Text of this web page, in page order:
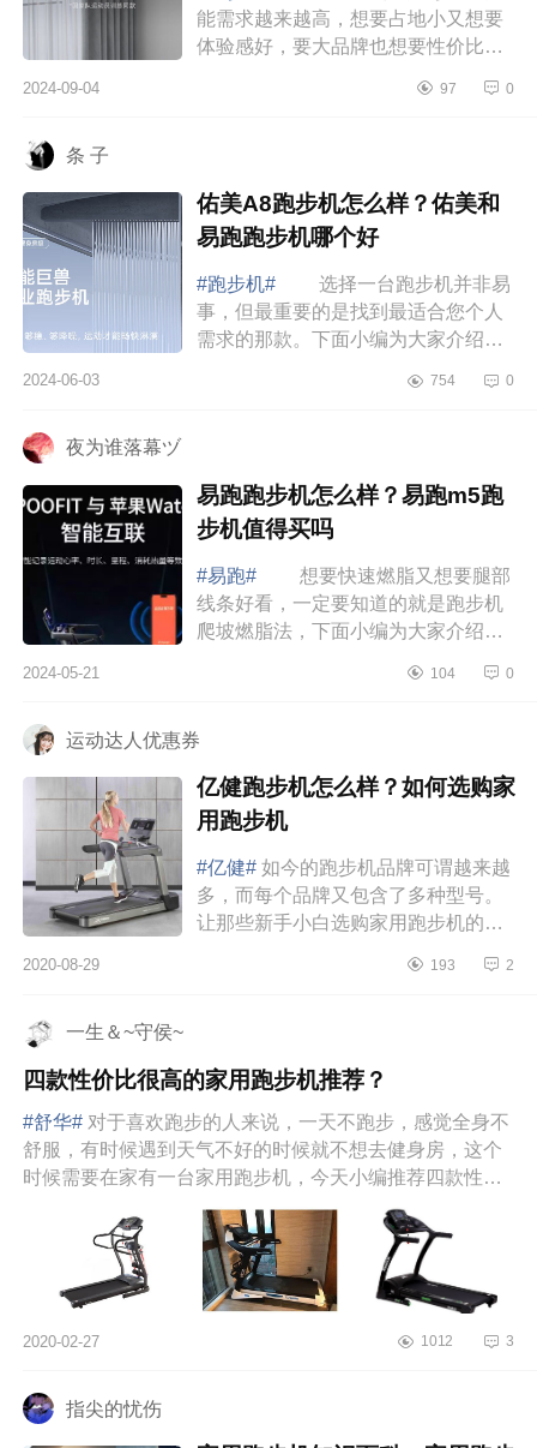
能需求越来越高，想要占地小又想要
体验感好，要大品牌也想要性价比
步机怎么样？麦瑞克小白犀和幻影X1
2024-09-04 97 0
条 子
佑美A8跑步机怎么样？佑美和
易跑跑步机哪个好
#跑步机#
选择一台跑步机并非易
事，但最重要的是找到最适合您个人
需求的那款。下面小编为大家介绍下
步机哪个好 佑美A8跑步机怎么
2024-06-03 754 0
夜为谁落幕ヅ
易跑跑步机怎么样？易跑m5跑
步机值得买吗
#易跑#
想要快速燃脂又想要腿部
线条好看，一定要知道的就是跑步机
爬坡燃脂法，下面小编为大家介绍下
得买吗 易跑跑步机怎么样 易
2024-05-21 104 0
运动达人优惠券
亿健跑步机怎么样？如何选购家
用跑步机
#亿健# 如今的跑步机品牌可谓越来越
多，而每个品牌又包含了多种型号。
让那些新手小白选购家用跑步机的时
2020-08-29 193 2
一生＆~守侯~
四款性价比很高的家用跑步机推荐？
#舒华# 对于喜欢跑步的人来说，一天不跑步，感觉全身不
舒服，有时候遇到天气不好的时候就不想去健身房，这个
时候需要在家有一台家用跑步机，今天小编推荐四款性价
2020-02-27 1012 3
指尖的忧伤